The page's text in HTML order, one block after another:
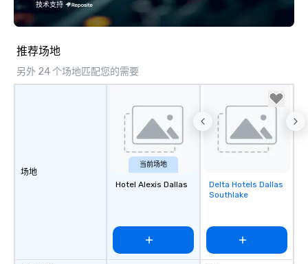
connection. ► How We Elevate Your
high-stakes corporate
intimate boutique
brand launch, our
styled and coached
aesthetic excellence
orchestras. Versatile
performers reflect the
aesthetic—classic
技术支持
推荐场地
另外 24 个场地匹配您的需要
场地
当前场地
Hotel Alexis Dallas
Removed from
favorites
Delta Hotels Dallas
Southlake